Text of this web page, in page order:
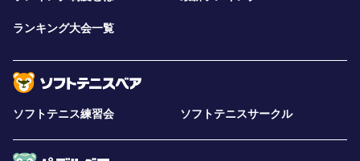
ランキング大会一覧
ソフトテニス練習会 ソフトテニスサークル